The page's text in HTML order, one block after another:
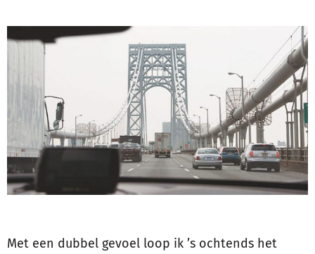
Met een dubbel gevoel loop ik ’s ochtends het